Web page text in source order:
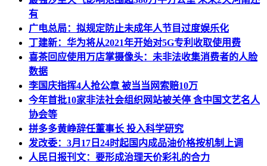
有
广电总局：拟规定防止未成年人节目过度娱乐化
丁建新：华为将从2021年开始对5G专利收取使用费
喜茶回应使用万店掌摄像头：未非法收集消费者的人脸
数据
李国庆指挥4人抢公章 被当当网索赔10万
今年首批10家非法社会组织网站被关停 含中国文艺名人
协会等
拼多多黄峥辞任董事长 投入科学研究
发改委：3月17日24时起国内成品油价格按机制上调
人民日报刊文：要形成治理天价彩礼的合力